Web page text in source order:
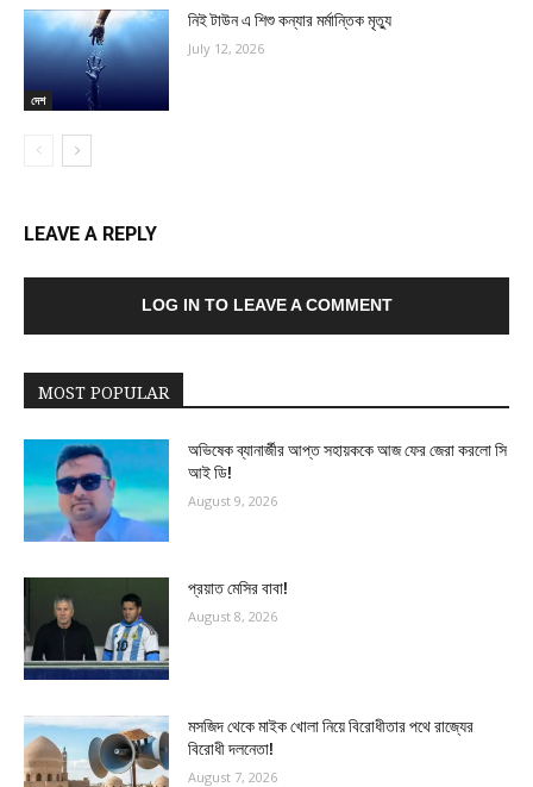
দেশ
নিই টাউন এ শিশু কন্যার মর্মান্তিক মৃত্যু
July 12, 2026
LEAVE A REPLY
LOG IN TO LEAVE A COMMENT
MOST POPULAR
অভিষেক ব্যানার্জীর আপ্ত সহায়ককে আজ ফের জেরা করলো সি
আই ডি!
August 9, 2026
প্রয়াত মেসির বাবা!
August 8, 2026
মসজিদ থেকে মাইক খোলা নিয়ে বিরোধীতার পথে রাজ্যের
বিরোধী দলনেতা!
August 7, 2026